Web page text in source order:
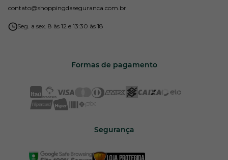
contato@shoppingdaseguranca.com.br
Seg. a sex. 8 às 12 e 13:30 às 18
Formas de pagamento
Segurança